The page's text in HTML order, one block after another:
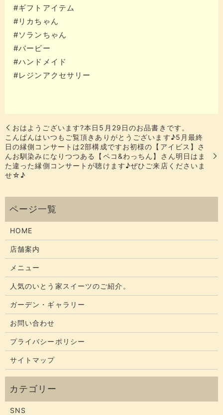
#ギフトアイテム
#リカちゃん
#ソランちゃん
#バービー
#ハンドメイド
#レジンアクセサリー
おはようございます?️本日5月29日のお品書きです。
こんばんはいつもご覧頂きありがとうございます♪5月最終
日の縁側コンサートは2部構成ですお初様の【アイビス】さ
んお馴染みになりつつある【ペコ&わっちん】さん明日はま
た違った縁側コンサートが聴けます♪ぜひご来店くださいま
せ☆♪
HOME
店舗案内
メニュー
人気のいとう家スイーツのご紹介。
ガーデン・ギャラリー
お問い合わせ
プライバシーポリシー
サイトマップ
SNS